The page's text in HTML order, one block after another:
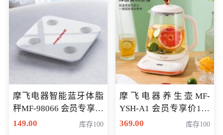
摩飞电器智能蓝牙体脂
秤MF-98066 会员专享价
98元
149.00 库存100
摩飞电器养生壶MF-
YSH-A1 会员专享价198
元
369.00 库存100